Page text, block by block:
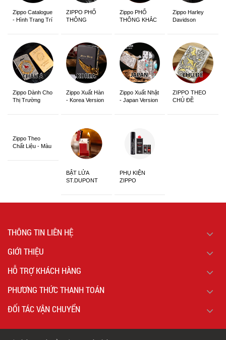
Zippo Catalogue
- Hình Trang Trí
ZIPPO PHỔ
THÔNG
Zippo PHỔ
THÔNG KHẮC
Zippo Harley
Davidson
Zippo Dành Cho
Thị Trường
Zippo Xuất Hàn
- Korea Version
Zippo Xuất Nhật
- Japan Version
ZIPPO THEO
CHỦ ĐỀ
Zippo Theo
Chất Liệu - Màu
BẬT LỬA
ST.DUPONT
PHỤ KIỆN
ZIPPO
THÔNG TIN LIÊN HỆ
GIỚI THIỆU
HỖ TRỢ KHÁCH HÀNG
PHƯƠNG THỨC THANH TOÁN
ĐỐI TÁC VẬN CHUYỂN